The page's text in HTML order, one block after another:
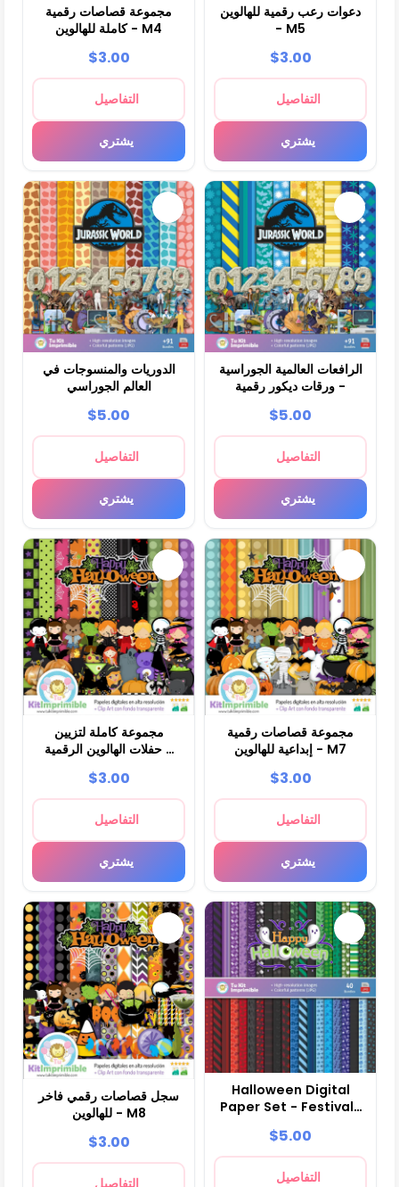
مجموعة قصاصات رقمية
كاملة للهالوين - M4
$3.00
التفاصيل
يشتري
دعوات رعب رقمية للهالوين
- M5
$3.00
التفاصيل
يشتري
الدوريات والمنسوجات في
العالم الجوراسي
$5.00
التفاصيل
يشتري
الرافعات العالمية الجوراسية
- ورقات ديكور رقمية
$5.00
التفاصيل
يشتري
مجموعة كاملة لتزيين
حفلات الهالوين الرقمية -
$3.00
التفاصيل
يشتري
مجموعة قصاصات رقمية
إبداعية للهالوين - M7
$3.00
التفاصيل
يشتري
سجل قصاصات رقمي فاخر
للهالوين - M8
$3.00
التفاصيل
Halloween Digital
Paper Set - Festivals
$5.00
التفاصيل